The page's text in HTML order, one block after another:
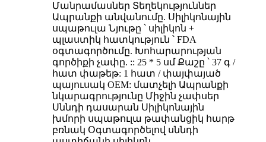
Մանրամասներ Տեղեկություններ
Ապրանքի անվանումը. Սիլիկոնային
սպաթուլա Նյութը ՝ սիլիկոն +
պլաստիկ հատկություն ՝ FDA
օգտագործումը. Խոհարարության
գործիքի չափը. :: 25 * 5 սմ Քաշը ՝ 37 գ /
հատ փաթեթ: 1 հատ / փայփայած
պայուսակ OEM: մատչելի Ապրանքի
նկարագրությունը Միջին չափսեր
Սննդի դասարան Սիլիկոնային
խմորի սպաթուլա թափանցիկ հարթ
բռնակ Օգտագործելով սննդի